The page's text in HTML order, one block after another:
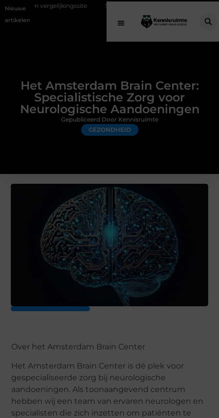
Nieuwe
artikelen
Schenking aan een goed doel: waarom geven belangrijk
Het Amsterdam Brain Center:
Specialistische Zorg voor
Neurologische Aandoeningen
GEZONDHEID
Gepubliceerd Door Kennisruimte
Over het Amsterdam Brain Center
Het Amsterdam Brain Center is dé plek voor
gespecialiseerde zorg bij neurologische
aandoeningen. Als toonaangevend centrum
hebben wij een team van ervaren neurologen en
specialisten die zich inzetten om patiënten te